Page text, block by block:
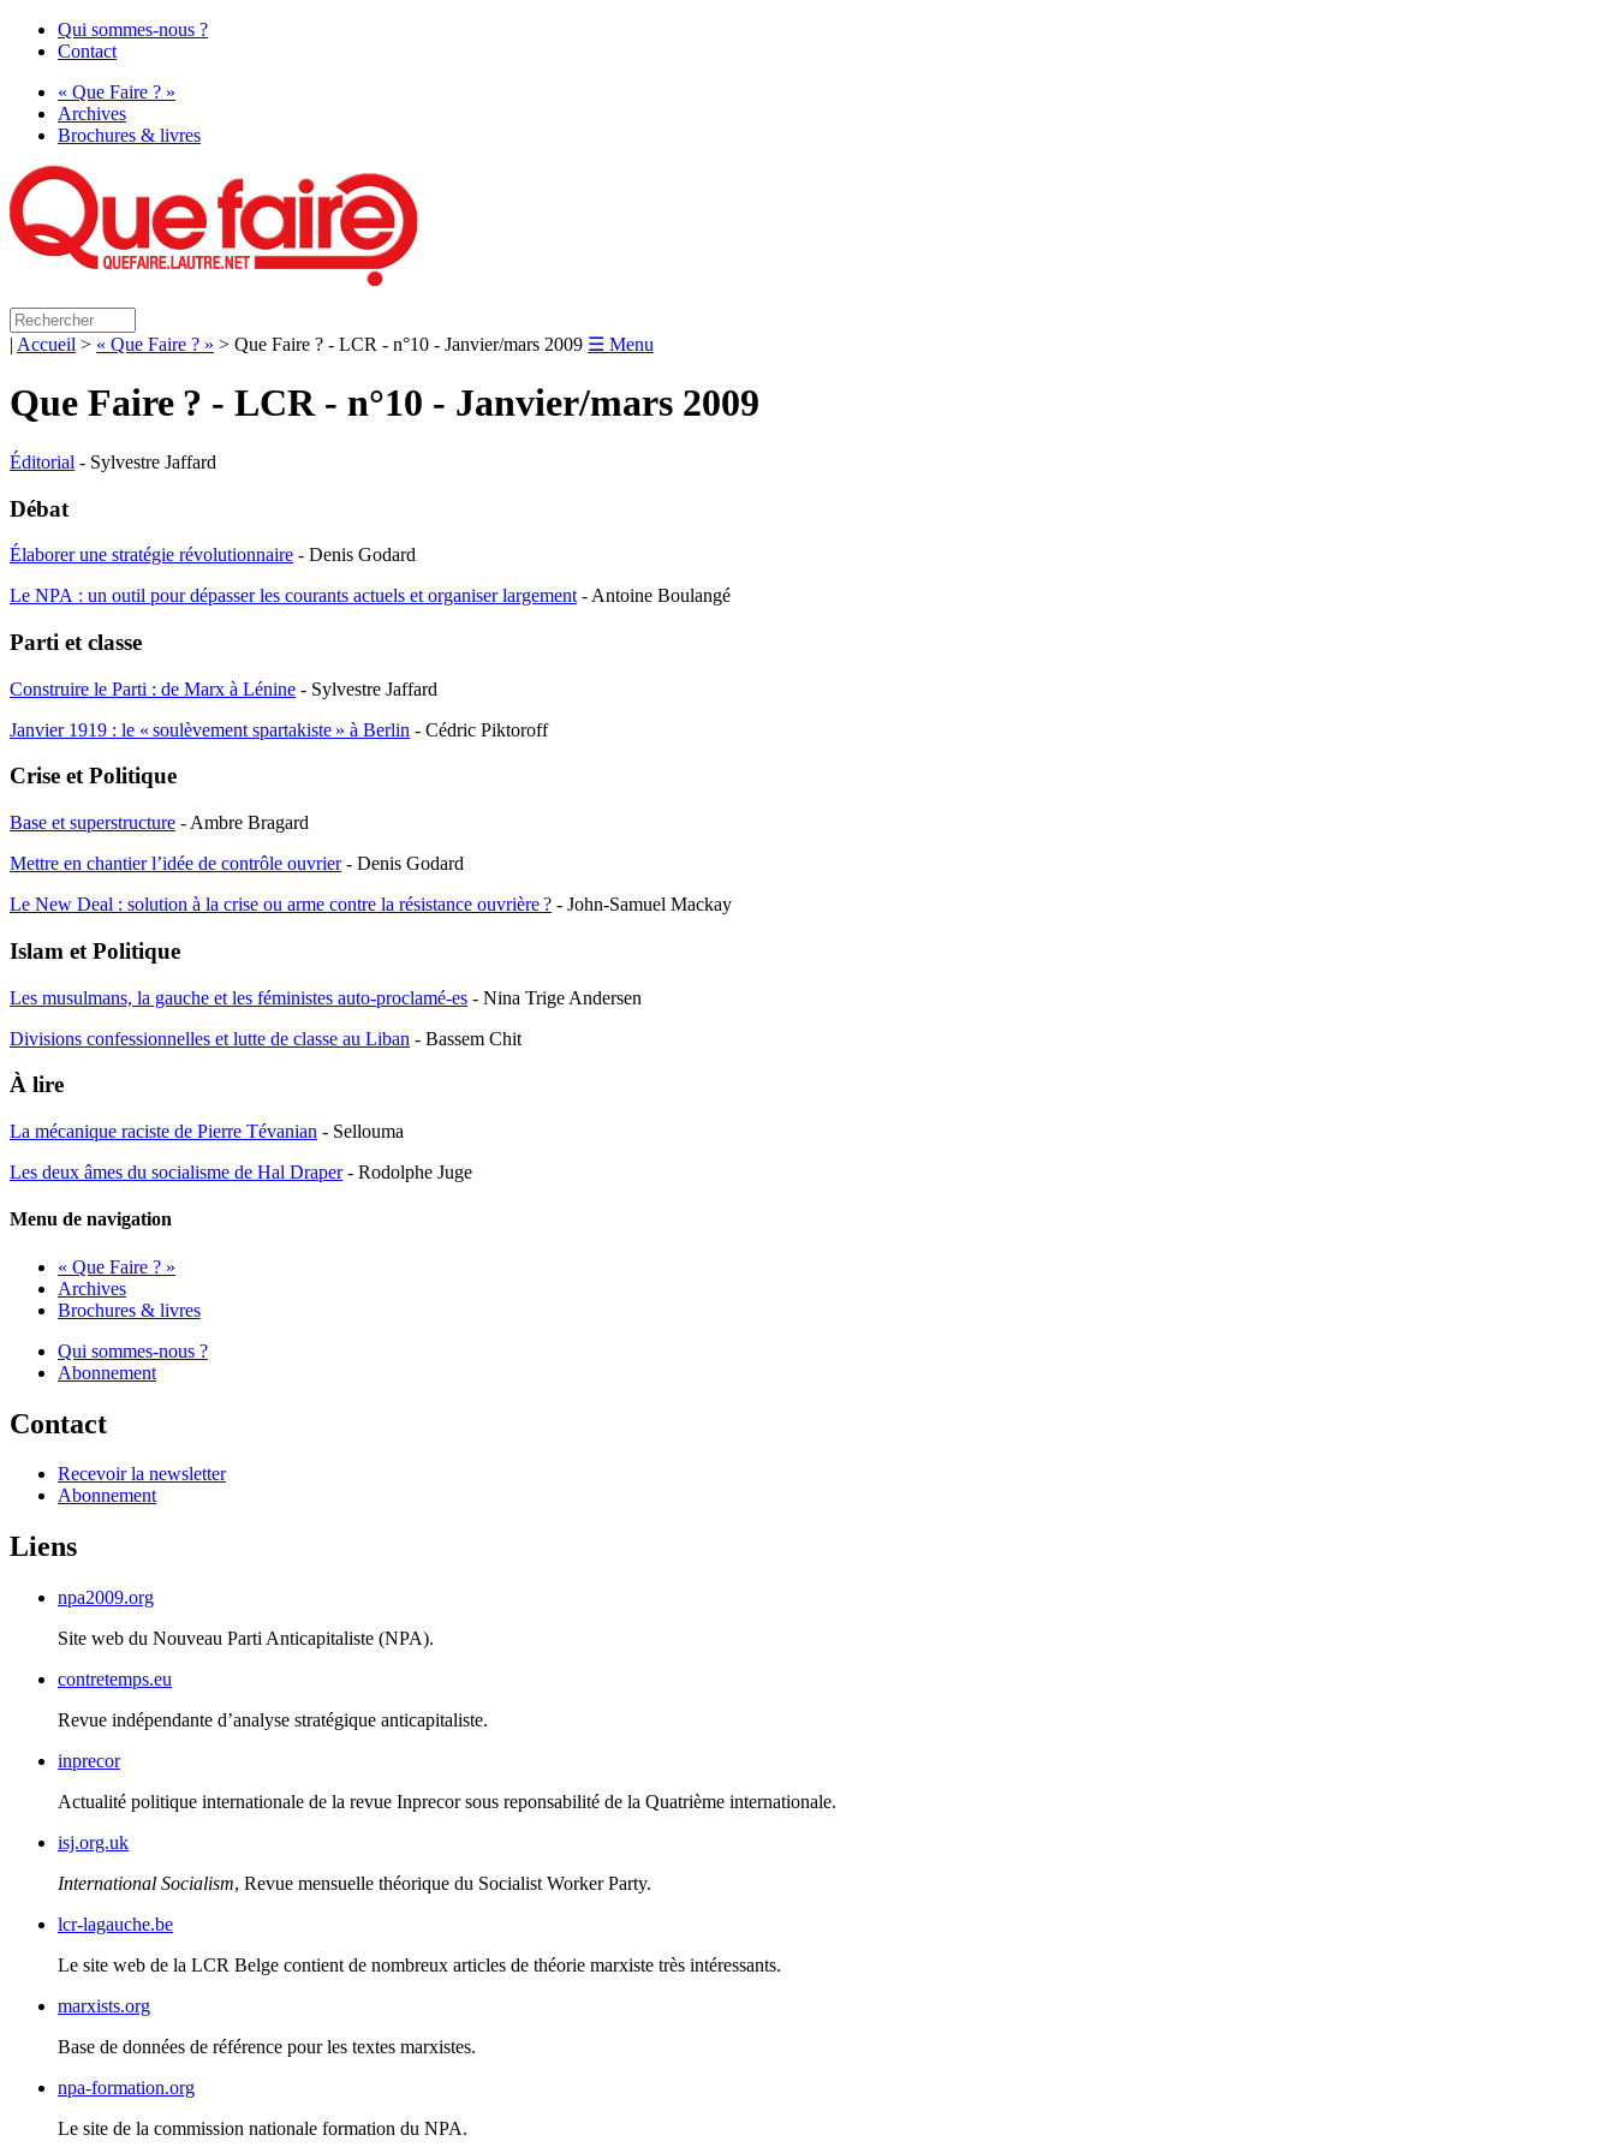
Qui sommes-nous ?
Contact
« Que Faire ? »
Archives
Brochures & livres
| Accueil > « Que Faire ? » > Que Faire ? - LCR - n°10 - Janvier/mars 2009 ☰ Menu
Que Faire ? - LCR- n°10 - Janvier/mars 2009
Éditorial - Sylvestre Jaffard
Débat
Élaborer une stratégie révolutionnaire - Denis Godard
Le NPA : un outil pour dépasser les courants actuels et organiser largement - Antoine Boulangé
Parti et classe
Construire le Parti : de Marx à Lénine - Sylvestre Jaffard
Janvier 1919 : le « soulèvement spartakiste » à Berlin - Cédric Piktoroff
Crise et Politique
Base et superstructure - Ambre Bragard
Mettre en chantier l’idée de contrôle ouvrier- Denis Godard
Le New Deal : solution à la crise ou arme contre la résistance ouvrière? - John-Samuel Mackay
Islam et Politique
Les musulmans, la gauche et les féministes auto-proclamé-es - Nina Trige Andersen
Divisions confessionnelles et lutte de classe au Liban - Bassem Chit
À lire
La mécanique raciste de Pierre Tévanian - Sellouma
Les deux âmes du socialisme de Hal Draper- Rodolphe Juge
Menu de navigation
« Que Faire ? »
Archives
Brochures & livres
Qui sommes-nous ?
Abonnement
Contact
Recevoir la newsletter
Abonnement
Liens
npa2009.org
Site web du Nouveau Parti Anticapitaliste (NPA).
contretemps.eu
Revue indépendante d’analyse stratégique anticapitaliste.
inprecor
Actualité politique internationale de la revue Inprecor sous reponsabilité de la Quatrième internationale.
isj.org.uk
International Socialism, Revue mensuelle théorique du Socialist Worker Party.
lcr-lagauche.be
Le site web de la LCR Belge contient de nombreux articles de théorie marxiste très intéressants.
marxists.org
Base de données de référence pour les textes marxistes.
npa-formation.org
Le site de la commission nationale formation du NPA.